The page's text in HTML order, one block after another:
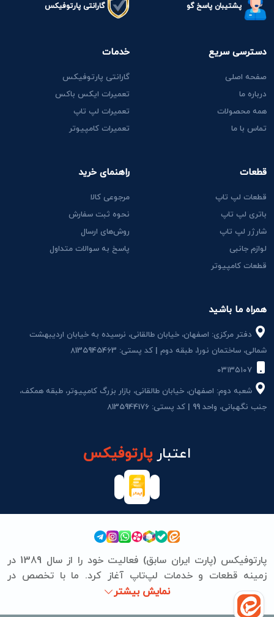
پشتیبان پاسخ گو گارانتی پارتوفیکس
همراه ما باشید
دفتر مرکزی: اصفهان، خیابان طالقانی، نرسیده به خیابان اردیبهشت
شمالی، ساختمان نور1، طبقه دوم | کد پستی: 8135945463
شعبه دوم: اصفهان، خیابان طالقانی، بازار بزرگ کامپیوتر، طبقه همکف،
جنب نگهبانی، واحد 99 | کد پستی: 8135944176
دسترسی سریع
صفحه اصلی
درباره ما
همه محصولات
تماس با ما
قطعات
قطعات لپ تاپ
باتری لپ تاپ
شارژر لپ تاپ
لوازم جانبی
قطعات کامپیوتر
خدمات
گارانتی پارتوفیکس
تعمیرات ایکس باکس
تعمیرات لپ تاپ
تعمیرات کامپیوتر
راهنمای خرید
مرجوعی کالا
نحوه ثبت سفارش
روش‌های ارسال
پاسخ به سوالات متداول
اعتبارپارتوفیکس
پارتوفیکس (پارت ایران سابق) فعالیت خود را از سال 1389 در
زمینه قطعات و خدمات لپ‌تاپ آغاز کرد. ما با تخصص در
نمایش بیشتر